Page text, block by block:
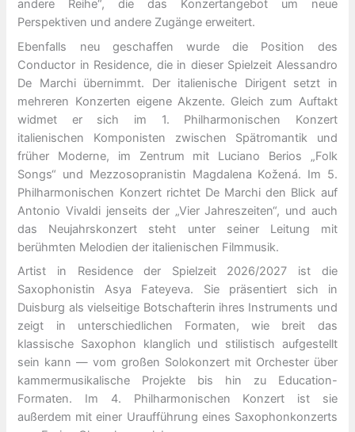
andere Reihe“, die das Konzertangebot um neue
Perspektiven und andere Zugänge erweitert.
Ebenfalls neu geschaffen wurde die Position des
Conductor in Residence, die in dieser Spielzeit Alessandro
De Marchi übernimmt. Der italienische Dirigent setzt in
mehreren Konzerten eigene Akzente. Gleich zum Auftakt
widmet er sich im 1. Philharmonischen Konzert
italienischen Komponisten zwischen Spätromantik und
früher Moderne, im Zentrum mit Luciano Berios „Folk
Songs“ und Mezzosopranistin Magdalena Kožená. Im 5.
Philharmonischen Konzert richtet De Marchi den Blick auf
Antonio Vivaldi jenseits der „Vier Jahreszeiten“, und auch
das Neujahrskonzert steht unter seiner Leitung mit
berühmten Melodien der italienischen Filmmusik.
Artist in Residence der Spielzeit 2026/2027 ist die
Saxophonistin Asya Fateyeva. Sie präsentiert sich in
Duisburg als vielseitige Botschafterin ihres Instruments und
zeigt in unterschiedlichen Formaten, wie breit das
klassische Saxophon klanglich und stilistisch aufgestellt
sein kann — vom großen Solokonzert mit Orchester über
kammermusikalische Projekte bis hin zu Education-
Formaten. Im 4. Philharmonischen Konzert ist sie
außerdem mit einer Uraufführung eines Saxophonkonzerts